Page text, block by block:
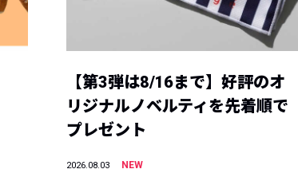
【第3弾は8/16まで】好評のオ
リジナルノベルティを先着順で
プレゼント
2026.08.03
NEW